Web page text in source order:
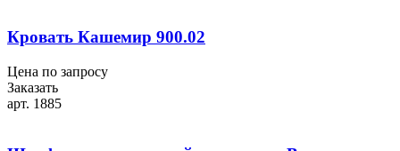
Кровать Кашемир 900.02
Цена по запросу
Заказать
арт. 1885